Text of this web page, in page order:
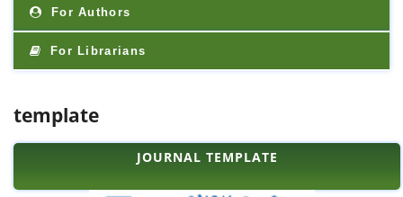
For Authors
For Librarians
template
JOURNAL TEMPLATE